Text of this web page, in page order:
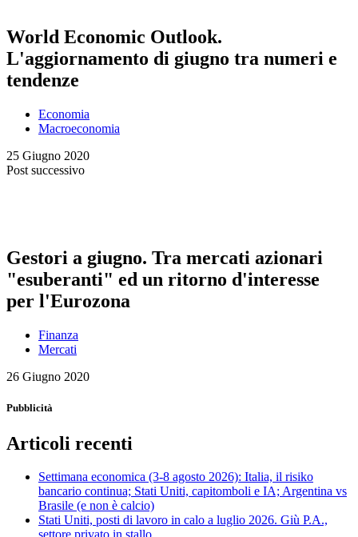
World Economic Outlook.
L'aggiornamento di giugno tra numeri e
tendenze
Economia
Macroeconomia
25 Giugno 2020
Post successivo
Gestori a giugno. Tra mercati azionari
"esuberanti" ed un ritorno d'interesse
per l'Eurozona
Finanza
Mercati
26 Giugno 2020
Pubblicità
Articoli recenti
Settimana economica (3-8 agosto 2026): Italia, il risiko
bancario continua; Stati Uniti, capitomboli e IA; Argentina vs
Brasile (e non è calcio)
Stati Uniti, posti di lavoro in calo a luglio 2026. Giù P.A.,